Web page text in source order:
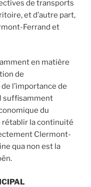
de transports
et d’autre part,
Ferrand et
en matière
de
l’importance de
suffisamment
du
la continuité
Clermont-
qua non est la